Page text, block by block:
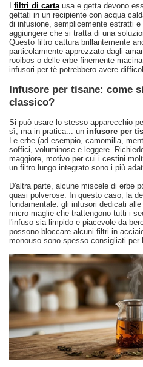
filtri di cartausa e getta devono
gettati in un recipiente con acqua
di infusione, semplicemente estratti
aggiungere che si tratta di una
Questo filtro cattura brillantemente
particolarmente apprezzato dagli
rooibos o delle erbe finemente
infusori per tè potrebbero avere
Infusore per tisane: come
classico?
Si può usare lo stesso apparecchio
sì, ma in pratica... un infusore per
Le erbe (ad esempio, camomilla,
soffici, voluminose e leggere.
maggiore, motivo per cui i cestini
un filtro lungo integrato sono i più
D'altra parte, alcune miscele di erbe
quasi polverose. In questo caso, la
fondamentale: gli infusori dedicati
micro-maglie che trattengono tutti i
l'infuso sia limpido e piacevole da
possono bloccare alcuni filtri in
monouso sono spesso consigliati per